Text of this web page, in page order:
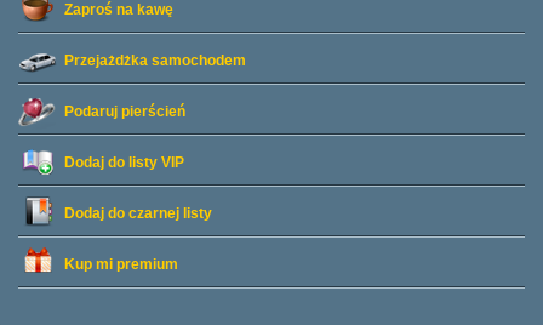
Zaproś na kawę
Przejażdżka samochodem
Podaruj pierścień
Dodaj do listy VIP
Dodaj do czarnej listy
Kup mi premium